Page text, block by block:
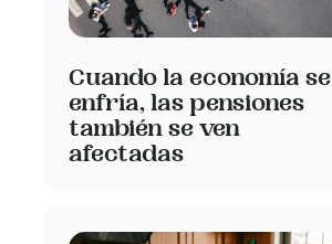
Cuando la economía se
enfría, las pensiones
también se ven
afectadas